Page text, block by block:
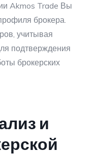
Akmos Trade Вы
брокера.
учитывая
подтверждения
брокерских
и